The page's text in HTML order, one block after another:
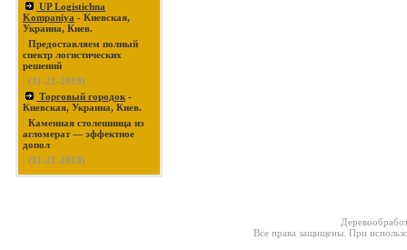
UP Logistichna
Kompaniya - Киевская,
Украина, Киев.
Предоставляем полный
спектр логистических
решений
(11-21-2019)
Торговый городок -
Киевская, Украина, Киев.
Каменная столешница из
агломерат — эффектное
допол
(11-21-2019)
Все права защищены. При